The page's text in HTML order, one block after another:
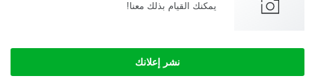
يمكنك القيام بذلك معنا!
نشر إعلانك